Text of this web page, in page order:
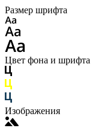
Размер шрифта
Цвет фона и шрифта
Изображения